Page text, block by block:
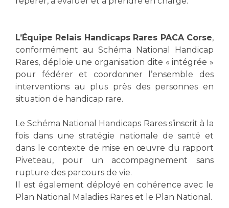
Salon des familles
Vos droits, vos devoirs
Handicap
Handi 13
Accueil sourds et malentendants
Charte Romain Jacob
Mouvement Parcours Handicap 13
Activité physique
Les structures de recherche
Écoles et Instituts de Formation
Plateforme des internes
Professionnels de santé
Adresser un patient
Réseaux de soins
Adresser un examen au Laboratoire de Biologie
Médicale
Radiologie / Imagerie
L’Équipe Relais Handicaps Rares PACA Corse,
conformément au Schéma National Handicap
Rares, déploie une organisation dite « intégrée »
pour fédérer et coordonner l’ensemble des
interventions au plus près des personnes en
situation de handicap rare.
Le Schéma National Handicaps Rares s’inscrit à la
fois dans une stratégie nationale de santé et
dans le contexte de mise en œuvre du rapport
Piveteau, pour un accompagnement sans
rupture des parcours de vie.
Il est également déployé en cohérence avec le
Plan National Maladies Rares et le Plan National.